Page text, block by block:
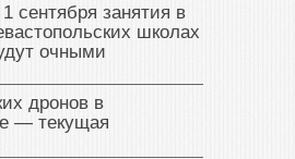
сентября занятия в
школах
очными
дронов в
— текущая